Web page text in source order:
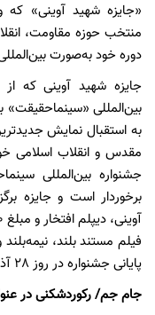
«جایزه شهید آوینی» که
منتخب حوزه مقاومت،
دوره خود به‌صورت
جایزه شهید آوینی که
بین‌المللی «سینماحقیقت»
به استقبال نمایش
مقدس و انقلاب اسلامی
جشنواره بین‌المللی
برخوردار است و جایزه
فیلم مستند بلند،
پایانی جشنواره در روز 28 آذرماه به برگزیدگان اهدا خواهد شد.
جام جم/ رکوردشکنی در